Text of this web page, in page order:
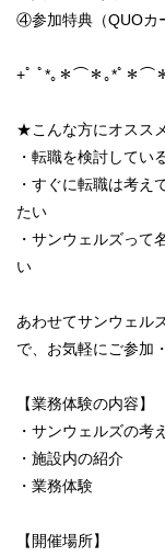
④参加特典（QUOカ
+ﾟ ﾟ*｡＊⌒＊｡*ﾟ＊⌒
★こんな方にオスス
・転職を検討してい
・すぐに転職は考え
たい
・サンウェルズって
い
あわせてサンウェル
で、お気軽にご参加
【業務体験の内容】
・サンウェルズの考
・施設内の紹介
・業務体験
【開催場所】